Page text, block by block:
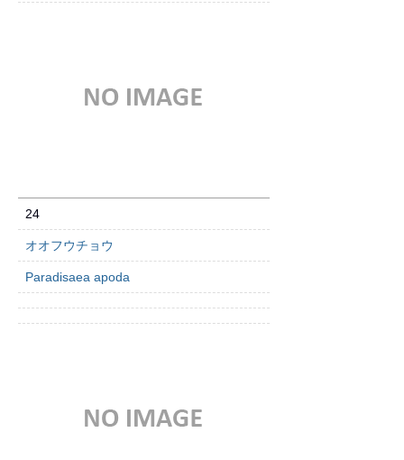
24
オオフウチョウ
Paradisaea apoda